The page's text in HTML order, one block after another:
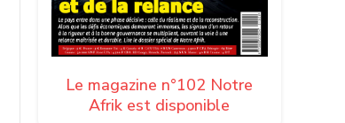
Le magazine n°102 Notre
Afrik est disponible